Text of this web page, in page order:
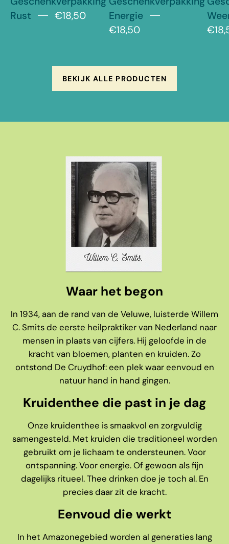
Rust
€18,50
Energie
€18,50
BEKIJK ALLE PRODUCTEN
Waar het begon
In 1934, aan de rand van de Veluwe, luisterde Willem
C. Smits de eerste heilpraktiker van Nederland naar
mensen in plaats van cijfers. Hij geloofde in de
kracht van bloemen, planten en kruiden. Zo
ontstond De Cruydhof: een plek waar eenvoud en
natuur hand in hand gingen.
Kruidenthee die past in je dag
Onze kruidenthee is smaakvol en zorgvuldig
samengesteld. Met kruiden die traditioneel worden
gebruikt om je lichaam te ondersteunen. Voor
ontspanning. Voor energie. Of gewoon als fijn
dagelijks ritueel. Thee drinken doe je toch al. En
precies daar zit de kracht.
Eenvoud die werkt
In het Amazonegebied worden al generaties lang